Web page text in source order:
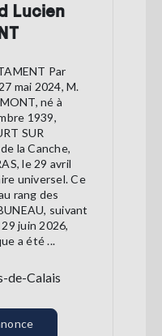
Lucien
Par
mai 2024, M.
né à
1939,
SUR
la Canche,
le 29 avril
universel. Ce
rang des
suivant
juin 2026,
a été ...
de-Calais